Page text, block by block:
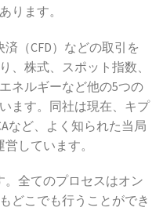
ります。
（CFD）などの取引を
、株式、スポット指数、
ネルギーなど他の5つの
ます。同社は現在、キプ
など、よく知られた当局
しています。
。全てのプロセスはオン
どこでも行うことができ